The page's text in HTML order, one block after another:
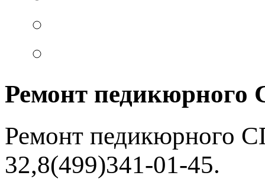
Ремонт педикюрного
Ремонт педикюрного
32,8(499)341-01-45.